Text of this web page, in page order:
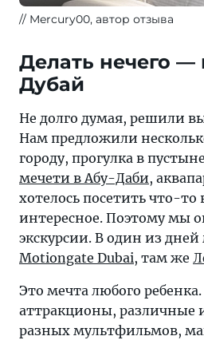
Mercury00, автор отзыва
Делать нечего —
Дубай
Не долго думая, решили
Нам предложили
городу, прогулка в
мечети в Абу-Даби,
хотелось посетить что-то
интересное. Поэтому мы
экскурсии. В один из
Motiongate Dubai, там же
Это мечта любого
аттракционы, различные
разных мультфильмов,